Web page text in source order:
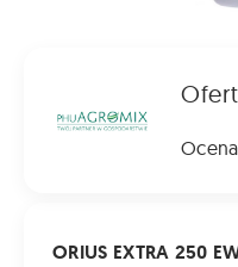
ORIUS EXTRA 250